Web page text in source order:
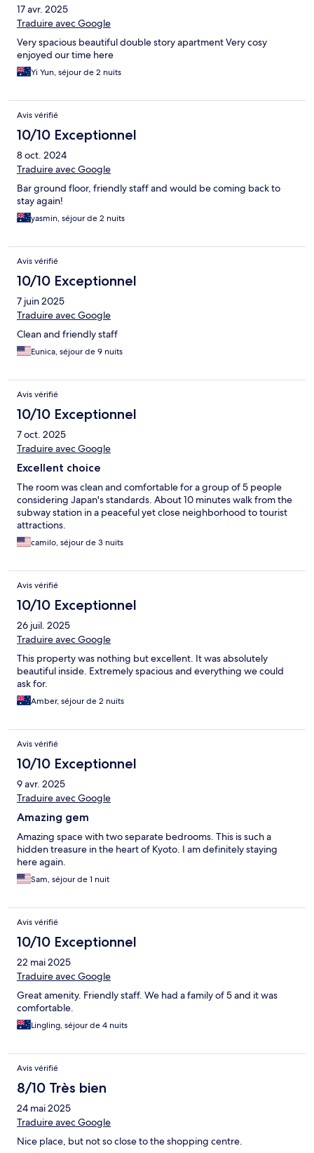
17 avr. 2025
Traduire avec Google
Very spacious beautiful double story apartment Very cosy
enjoyed our time here
Yi Yun, séjour de 2 nuits
Avis vérifié
10/10 Exceptionnel
8 oct. 2024
Traduire avec Google
Bar ground floor, friendly staff and would be coming back to
stay again!
yasmin, séjour de 2 nuits
Avis vérifié
10/10 Exceptionnel
7 juin 2025
Traduire avec Google
Clean and friendly staff
Eunica, séjour de 9 nuits
Avis vérifié
10/10 Exceptionnel
7 oct. 2025
Traduire avec Google
Excellent choice
The room was clean and comfortable for a group of 5 people
considering Japan's standards. About 10 minutes walk from the
subway station in a peaceful yet close neighborhood to tourist
attractions.
camilo, séjour de 3 nuits
Avis vérifié
10/10 Exceptionnel
26 juil. 2025
Traduire avec Google
This property was nothing but excellent. It was absolutely
beautiful inside. Extremely spacious and everything we could
ask for.
Amber, séjour de 2 nuits
Avis vérifié
10/10 Exceptionnel
9 avr. 2025
Traduire avec Google
Amazing gem
Amazing space with two separate bedrooms. This is such a
hidden treasure in the heart of Kyoto. I am definitely staying
here again.
Sam, séjour de 1 nuit
Avis vérifié
10/10 Exceptionnel
22 mai 2025
Traduire avec Google
Great amenity. Friendly staff. We had a family of 5 and it was
comfortable.
Lingling, séjour de 4 nuits
Avis vérifié
8/10 Très bien
24 mai 2025
Traduire avec Google
Nice place, but not so close to the shopping centre.